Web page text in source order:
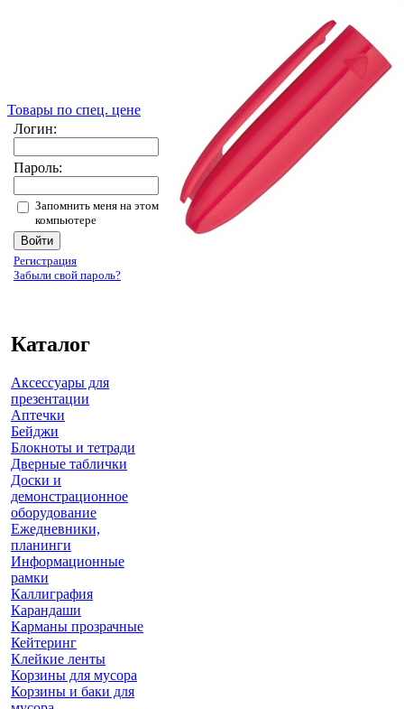
Товары по спец. цене
Логин:
Пароль:
Запомнить меня на этом
компьютере
Регистрация
Забыли свой пароль?
Каталог
Аксессуары для
презентации
Аптечки
Бейджи
Блокноты и тетради
Дверные таблички
Доски и
демонстрационное
оборудование
Ежедневники,
планинги
Информационные
рамки
Каллиграфия
Карандаши
Карманы прозрачные
Кейтеринг
Клейкие ленты
Корзины для мусора
Корзины и баки для